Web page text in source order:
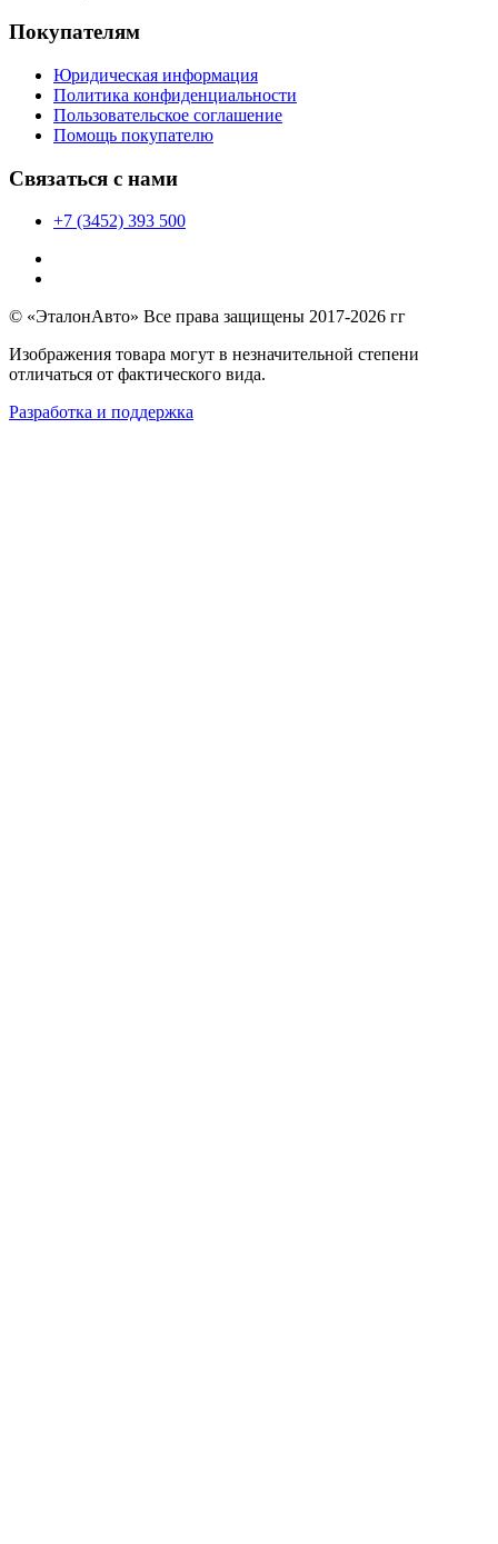
Покупателям
Юридическая информация
Политика конфиденциальности
Пользовательское соглашение
Помощь покупателю
Связаться с нами
+7 (3452) 393 500
© «ЭталонАвто» Все права защищены 2017-2026 гг
Изображения товара могут в незначительной степени
отличаться от фактического вида.
Разработка и поддержка